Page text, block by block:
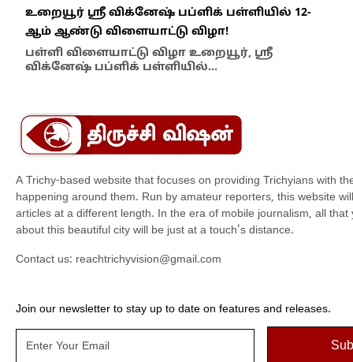
உறையூர் ஸ்ரீ விக்னேஷ் பப்ளிக் பள்ளியில் 12-
ஆம் ஆண்டு விளையாட்டு விழா!
பள்ளி விளையாட்டு விழா உறையூர், ஸ்ரீ
விக்னேஷ் பப்ளிக் பள்ளியில்…
A Trichy-based website that focuses on providing Trichyians with
happening around them. Run by amateur reporters, this website
articles at a different length. In the era of mobile journalism, all that
about this beautiful city will be just at a touch's distance.
Contact us: reachtrichyvision@gmail.com
Join our newsletter to stay up to date on features and releases.